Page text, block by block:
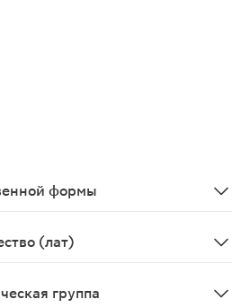
формы
(лат)
группа